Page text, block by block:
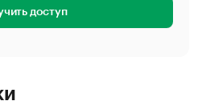
доступ